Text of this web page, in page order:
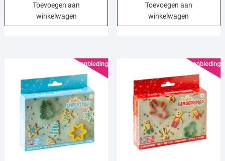
was:
is:
Toevoegen aan
winkelwagen
was:
is:
Toevoegen aan
winkelwagen
Aanbieding! Aanbieding!